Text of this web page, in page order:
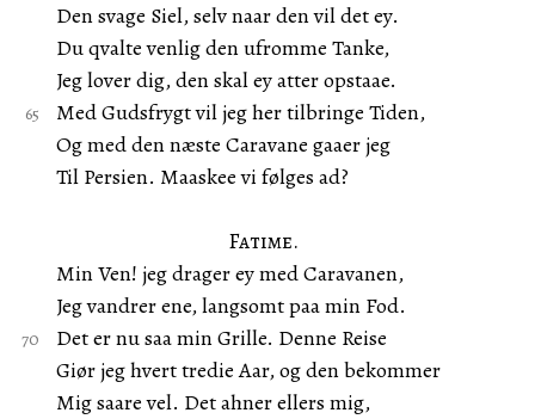
Den svage Siel, selv naar den vil det ey.
Du qvalte venlig den ufromme Tanke,
Jeg lover dig, den skal ey atter opstaae.
Med Gudsfrygt vil jeg her tilbringe Tiden,
Og med den næste Caravane gaaer jeg
Til Persien. Maaskee vi følges ad?
Fatime.
Min Ven! jeg drager ey med Caravanen,
Jeg vandrer ene, langsomt paa min Fod.
Det er nu saa min Grille. Denne Reise
Giør jeg hvert tredie Aar, og den bekommer
Mig saare vel. Det ahner ellers mig,